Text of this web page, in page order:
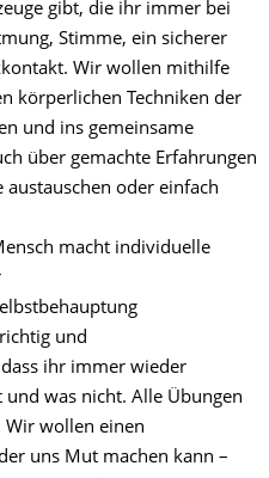
gibt, die ihr immer bei
Stimme, ein sicherer
Wir wollen mithilfe
körperlichen Techniken der
und ins gemeinsame
über gemachte Erfahrungen
oder einfach
macht individuelle
und
ihr immer wieder
und was nicht. Alle Übungen
Wir wollen einen
uns Mut machen kann –